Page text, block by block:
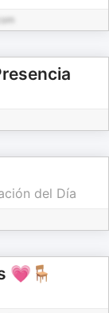
del Día
💗🪑